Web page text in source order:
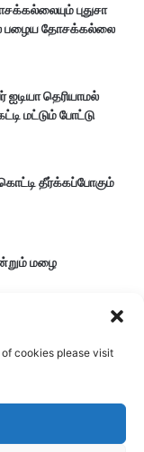
cookies please visit
புதுசா
பழைய தோசக்கல்லை
தெரியாமல்
மட்டும் போட்டு
தீர்க்கப்போகும்
மழை